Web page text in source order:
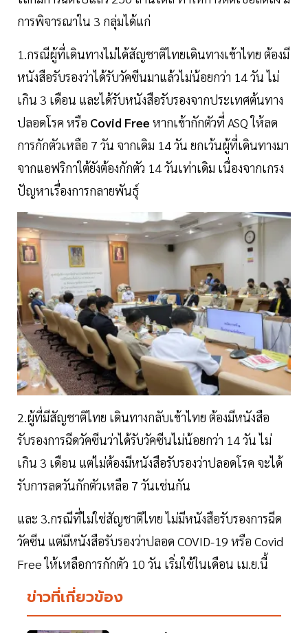
การพิจารณาใน 3 กลุ่มได้แก่
1.กรณีผู้ที่เดินทางไม่ได้สัญชาติไทยเดินทางเข้าไทย ต้องมี
หนังสือรับรองว่าได้รับวัคซีนมาแล้วไม่น้อยกว่า 14 วัน ไม่
เกิน 3 เดือน และได้รับหนังสือรับรองจากประเทศต้นทาง
ปลอดโรค หรือ Covid Free หากเข้ากักตัวที่ ASQ ให้ลด
การกักตัวเหลือ 7 วัน จากเดิม 14 วัน ยกเว้นผู้ที่เดินทางมา
จากแอฟริกาใต้ยังต้องกักตัว 14 วันเท่าเดิม เนื่องจากเกรง
ปัญหาเรื่องการกลายพันธุ์
2.ผู้ที่มีสัญชาติไทย เดินทางกลับเข้าไทย ต้องมีหนังสือ
รับรองการฉีดวัคซีนว่าได้รับวัคซีนไม่น้อยกว่า 14 วัน ไม่
เกิน 3 เดือน แต่ไม่ต้องมีหนังสือรับรองว่าปลอดโรค จะได้
รับการลดวันกักตัวเหลือ 7 วันเช่นกัน
และ 3.กรณีที่ไม่ใช่สัญชาติไทย ไม่มีหนังสือรับรองการฉีด
วัคซีน แต่มีหนังสือรับรองว่าปลอด COVID-19 หรือ Covid
Free ให้เหลือการกักตัว 10 วัน เริ่มใช้ในเดือน เม.ย.นี้
ข่าวที่เกี่ยวข้อง